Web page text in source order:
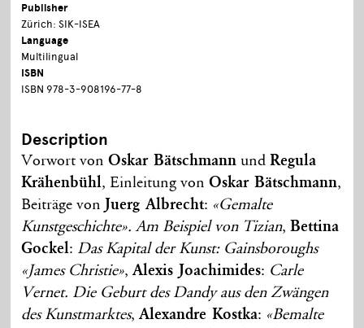
Publisher
Zürich: SIK-ISEA
Language
Multilingual
ISBN
ISBN 978-3-908196-77-8
Description
Vorwort vonOskar Bätschmann undRegula
Krähenbühl, Einleitung vonOskar Bätschmann,
Beiträge von Juerg Albrecht: «Gemalte
Kunstgeschichte». Am Beispiel von Tizian,Bettina
Gockel: Das Kapital der Kunst: Gainsboroughs
«James Christie»,Alexis Joachimides: Carle
Vernet. Die Geburt des Dandy aus den Zwängen
des Kunstmarktes,Alexandre Kostka: «Bemalte